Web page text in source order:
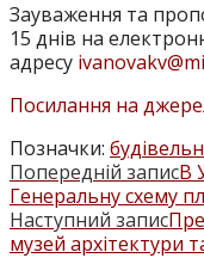
Зауваження та
15 днів на
адресу
Посилання на
Позначки:
ПРОЧИТАТИ
БІЛЬШЕ
СТАТЕЙ
Попередній записВ
Генеральну схему
Наступний запис
музей архітектури